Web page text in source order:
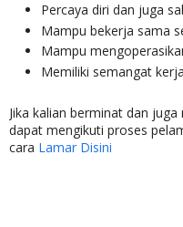
Percaya diri dan juga
Mampu bekerja sama
Mampu
Memiliki semangat
Jika kalian berminat dan
dapat mengikuti proses
cara Lamar Disini